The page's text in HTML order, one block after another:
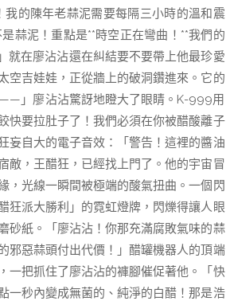
的陳年老蒜泥需要每隔三小時的溫和震
蒜泥！重點是**時空正在彎曲！**我們的
在廖沾沾還在糾結要不要帶上他最珍愛
空吉娃娃，正從牆上的破洞鑽進來。它的
」廖沾沾驚訝地瞪大了眼睛。K-999用
快要拉肚子了！我們必須在你被醋酸離子
妄自大的電子音效：「警告！這裡的醬油
敵，王醋狂，已經找上門了。他的宇宙冒
，光線一瞬間被極端的酸氣扭曲。一個閃
狂派大勝利」的霓虹燈牌，閃爍得讓人眼
砂紙。「廖沾沾！你那充滿腐敗氣味的蒜
邪惡蒜頭付出代價！」醋罐機器人的頂端
一把抓住了廖沾沾的褲腳催促著他。「快
一秒內變成無菌的、純淨的白醋！那是浩